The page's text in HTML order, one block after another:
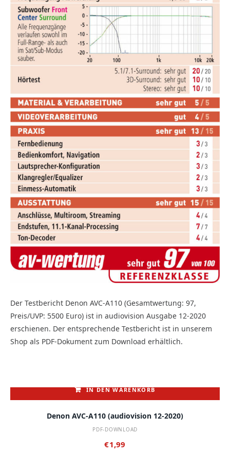
Der Testbericht Denon AVC-A110 (Gesamtwertung: 97,
Preis/UVP: 5500 Euro) ist in audiovision Ausgabe 12-2020
erschienen. Der entsprechende Testbericht ist in unserem
Shop als PDF-Dokument zum Download erhältlich.
IN DEN WARENKORB
Denon AVC-A110 (audiovision 12-2020)
PDF-DOWNLOAD
€1,99